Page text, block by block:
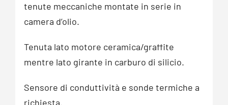
tenute meccaniche montate in serie in
camera d’olio.
Tenuta lato motore ceramica/graffite
mentre lato girante in carburo di silicio.
Sensore di conduttività e sonde termiche a
richiesta.